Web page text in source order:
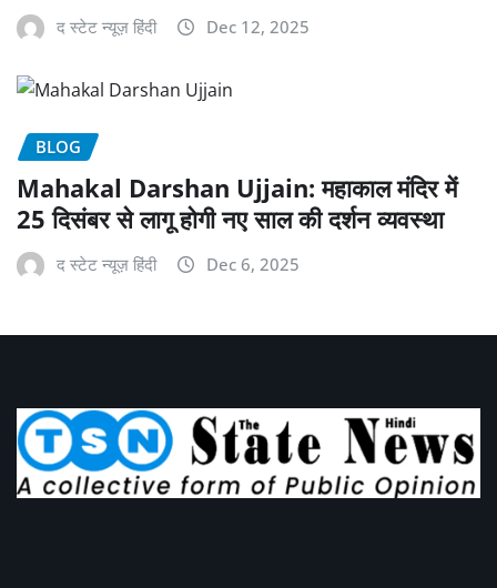
द स्टेट न्यूज़ हिंदी Dec 12, 2025
BLOG
Mahakal Darshan Ujjain: महाकाल मंदिर में
25 दिसंबर से लागू होगी नए साल की दर्शन व्यवस्था
द स्टेट न्यूज़ हिंदी Dec 6, 2025